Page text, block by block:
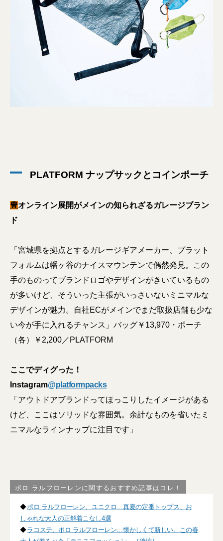
PLATFORM ナップサックとコインポーチ
豊オンライン展開がメインの知られざるガレージブラン
ド
「宮城県を拠点とするガレージギアメーカー、プラット
フォルムは幡ヶ谷のナイスマウンテンで偶然発見。この
手のものってブランドロゴやデザインがきいているもの
が多いけど、そういった主張がいっさいないミニマルな
デザインが魅力。自社ECがメインでまだ取扱店舗も少な
い今が手に入れるチャンス」バッグ￥13,970・ポーチ
（各）￥2,200／PLATFORM
ここでディグった！
Instagram@platformpacks
「アウトドアブランドってほっこりしたイメージがある
けど、ここはソリッドな雰囲気。余計なものを省いたミ
ニマルなラインナップに注目です」
ポロ ラルフローレンに関するおすすめ記事はコレ！
◆ポロ ラルフローレン、ユニクロ…真夏の定番トップス、お
しゃれな大人の正解着こなし4選
◆ラコステ、ポロ ラルフローレン…懐かしくて新しい。この春